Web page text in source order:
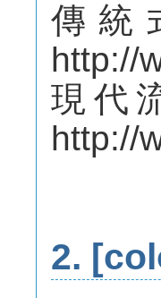
傳統
http://
現代
http://
2.